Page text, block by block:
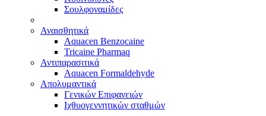
Σουλφοναμίδες
Αναισθητικά
Aquacen Benzocaine
Tricaine Pharmaq
Αντιπαρασιτικά
Aquacen Formaldehyde
Απολυμαντικά
Γενικών Επιφανειών
Ιχθυογεννητικών σταθμών